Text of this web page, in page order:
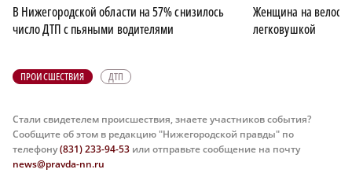
В Нижегородской области на 57% снизилось
число ДТП с пьяными водителями
Женщина на
легковушкой
ПРОИСШЕСТВИЯ ДТП
Стали свидетелем происшествия, знаете участников события?
Сообщите об этом в редакцию "Нижегородской правды" по
телефону(831) 233-94-53 или отправьте сообщение на почту
news@pravda-nn.ru